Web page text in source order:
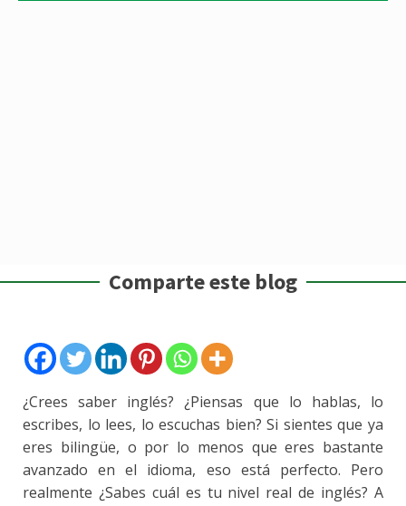
Comparte este blog
¿Crees saber inglés? ¿Piensas que lo hablas, lo
escribes, lo lees, lo escuchas bien? Si sientes que ya
eres bilingüe, o por lo menos que eres bastante
avanzado en el idioma, eso está perfecto. Pero
realmente ¿Sabes cuál es tu nivel real de inglés? A